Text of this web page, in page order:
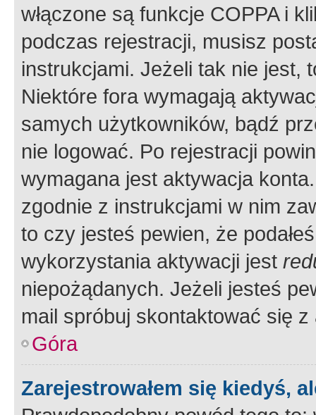
włączone są funkcje COPPA i
podczas rejestracji, musisz
instrukcjami. Jeżeli tak nie jest,
Niektóre fora wymagają
samych użytkowników, bądź
nie logować. Po rejestracji
wymagana jest aktywacja
zgodnie z instrukcjami w nim
to czy jesteś pewien, że
wykorzystania aktywacji jest
niepożądanych. Jeżeli jesteś
mail spróbuj skontaktować się
Góra
Zarejestrowałem się kiedyś,